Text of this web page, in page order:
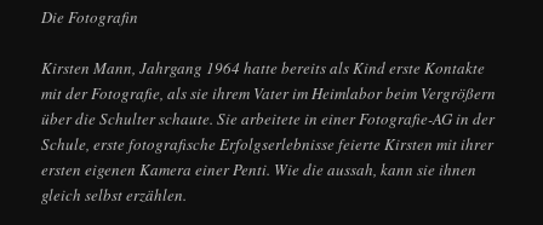
Die Fotografin
Kirsten Mann, Jahrgang 1964 hatte bereits als Kind erste Kontakte
mit der Fotografie, als sie ihrem Vater im Heimlabor beim Vergrößern
über die Schulter schaute. Sie arbeitete in einer Fotografie-AG in der
Schule, erste fotografische Erfolgserlebnisse feierte Kirsten mit ihrer
ersten eigenen Kamera einer Penti. Wie die aussah, kann sie ihnen
gleich selbst erzählen.